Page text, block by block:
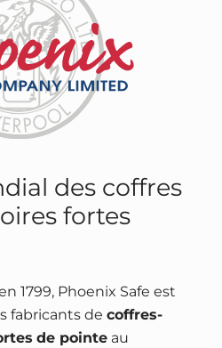
des coffres
fortes
1799, Phoenix Safe est
fabricants de coffres-
de pointeau